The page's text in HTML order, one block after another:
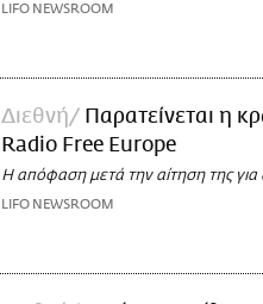
LIFO NEWSROOM
Διεθνή
Παρατείνεται η
Radio Free Europe
Η απόφαση μετά την αίτηση της
LIFO NEWSROOM